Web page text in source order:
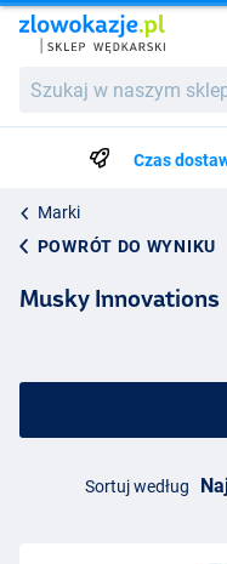
w
wędkarskim...Czas
Marki
POWRÓT DO WYNIKU
Musky Innovations
Sortuj według